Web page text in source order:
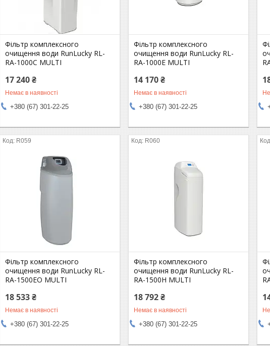
Фільтр комплексного
очищення води RunLucky RL-
RA-1000С MULTI
17 240 ₴
Немає в наявності
+380 (67) 301-22-25
Фільтр комплексного
очищення води RunLucky RL-
RA-1000Е MULTI
14 170 ₴
Немає в наявності
+380 (67) 301-22-25
R059
Фільтр комплексного
очищення води RunLucky RL-
RA-1500EO MULTI
18 533 ₴
Немає в наявності
+380 (67) 301-22-25
R060
Фільтр комплексного
очищення води RunLucky RL-
RA-1500Н MULTI
18 792 ₴
Немає в наявності
+380 (67) 301-22-25